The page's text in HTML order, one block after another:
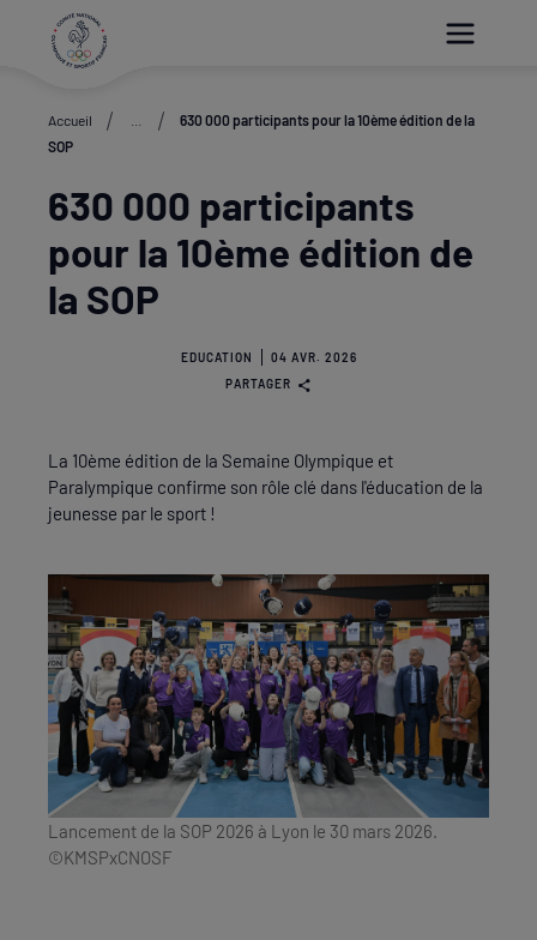
Accueil
630 000 participants pour la 10ème édition de la
SOP
630 000 participants
pour la 10ème édition de
la SOP
EDUCATION
04 AVR. 2026
PARTAGER
La 10ème édition de la Semaine Olympique et
Paralympique confirme son rôle clé dans l'éducation de la
jeunesse par le sport !
Lancement de la SOP 2026 à Lyon le 30 mars 2026.
©KMSPxCNOSF
Paramétrer les cookies